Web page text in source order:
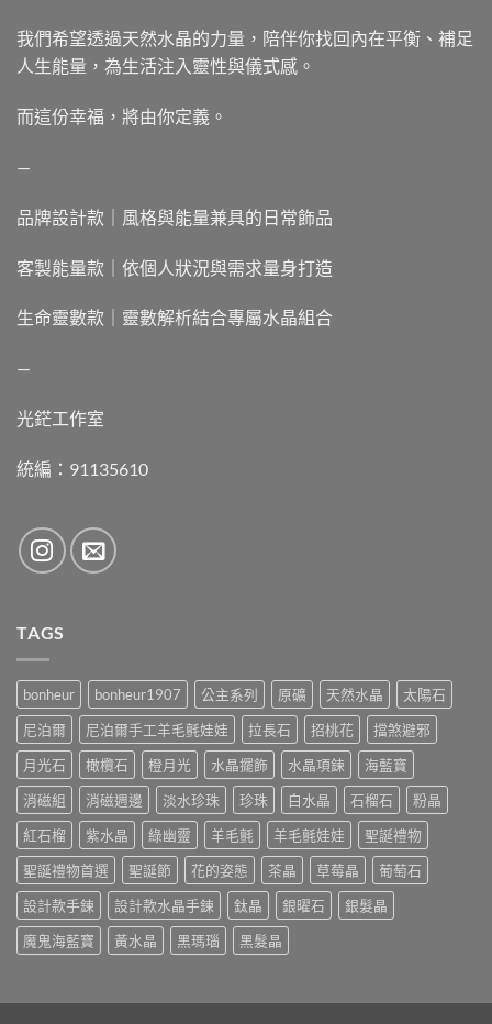
我們希望透過天然水晶的力量，陪伴你找回內在平衡、補足
人生能量，為生活注入靈性與儀式感。
而這份幸福，將由你定義。
—
品牌設計款｜風格與能量兼具的日常飾品
客製能量款｜依個人狀況與需求量身打造
生命靈數款｜靈數解析結合專屬水晶組合
—
光鋩工作室
統編：91135610
TAGS
bonheur bonheur1907 公主系列 原礦 天然水晶
太陽石
尼泊爾
尼泊爾手工羊毛氈娃娃 拉長石 招桃花
擋煞避邪
月光石
橄欖石 橙月光 水晶擺飾 水晶項鍊
海藍寶
消磁組
消磁週邊 淡水珍珠 珍珠 白水晶 石榴石
粉晶
紅石榴
紫水晶 綠幽靈 羊毛氈 羊毛氈娃娃
聖誕禮物
聖誕禮物首選
聖誕節 花的姿態 茶晶 草莓晶
葡萄石
設計款手鍊
設計款水晶手鍊 鈦晶 銀曜石
銀髮晶
魔鬼海藍寶
黃水晶 黑瑪瑙 黑髮晶